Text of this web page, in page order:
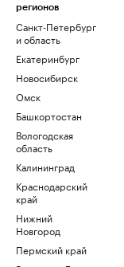
регионов
Санкт-Петербург
и область
Екатеринбург
Новосибирск
Омск
Башкортостан
Вологодская
область
Калининград
Краснодарский
край
Нижний
Новгород
Пермский край